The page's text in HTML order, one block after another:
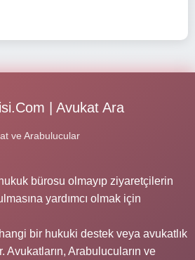
| Avukat Ara
ve Arabulucular
bürosu olmayıp ziyaretçilerin
yardımcı olmak için
bir hukuki destek veya avukatlık
Avukatların, Arabulucuların ve